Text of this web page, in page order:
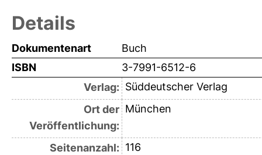
Details
Dokumentenart
Buch
ISBN
3-7991-6512-6
Verlag: Süddeutscher Verlag
Ort der
Veröffentlichung:
München
Seitenanzahl: 116